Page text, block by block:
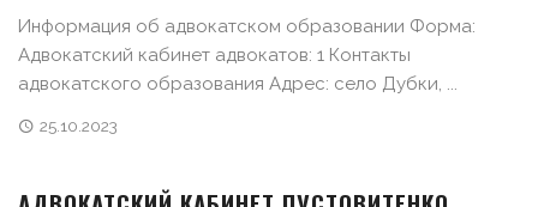
Информация об адвокатском образовании Форма:
Адвокатский кабинет адвокатов: 1 Контакты
адвокатского образования Адрес: село Дубки, ...
25.10.2023